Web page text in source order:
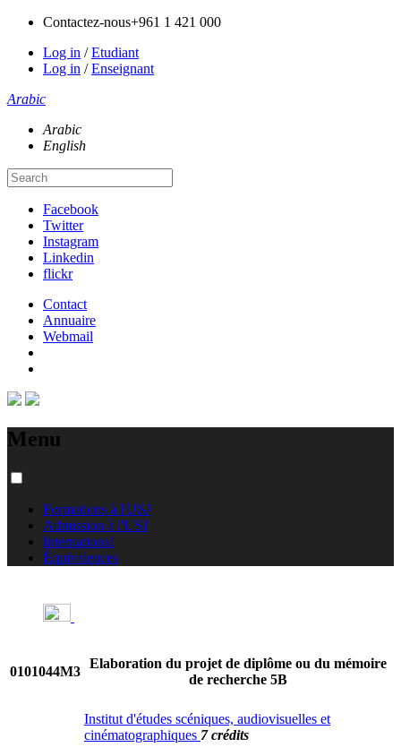
Contactez-nous+961 1 421 000
Log in /Etudiant
Log in /Enseignant
Arabic
Arabic
English
Facebook
Twitter
Instagram
Linkedin
flickr
Contact
Annuaire
Webmail
Menu
Formations à l'USJ
Admission à l'USJ
International
Équivalences
0101044M3
Elaboration du projet de diplôme ou du mémoire
de recherche 5B
Institut d'études scéniques, audiovisuelles et
cinématographiques 7 crédits